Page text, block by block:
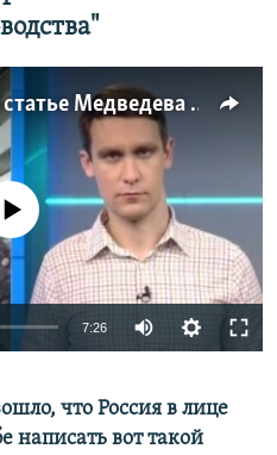
Виталий Портников о статье Медведева про Украину
currently available
7:26
что Россия в лице
написать вот такой